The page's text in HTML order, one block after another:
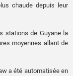
chaude depuis leur
stations de Guyane la
moyennes allant de
a été automatisée en